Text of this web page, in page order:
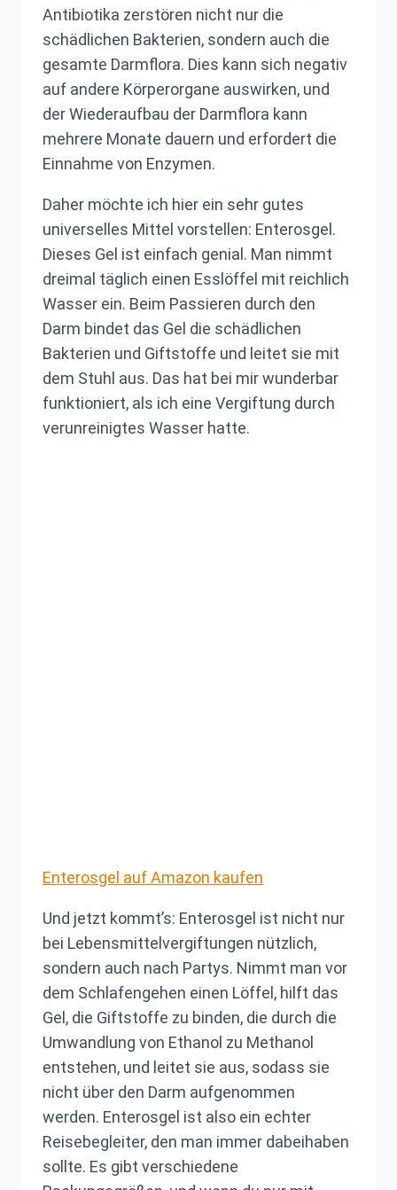
Antibiotika zerstören nicht nur die
schädlichen Bakterien, sondern auch die
gesamte Darmflora. Dies kann sich negativ
auf andere Körperorgane auswirken, und
der Wiederaufbau der Darmflora kann
mehrere Monate dauern und erfordert die
Einnahme von Enzymen.
Daher möchte ich hier ein sehr gutes
universelles Mittel vorstellen: Enterosgel.
Dieses Gel ist einfach genial. Man nimmt
dreimal täglich einen Esslöffel mit reichlich
Wasser ein. Beim Passieren durch den
Darm bindet das Gel die schädlichen
Bakterien und Giftstoffe und leitet sie mit
dem Stuhl aus. Das hat bei mir wunderbar
funktioniert, als ich eine Vergiftung durch
verunreinigtes Wasser hatte.
Enterosgel auf Amazon kaufen
Und jetzt kommt’s: Enterosgel ist nicht nur
bei Lebensmittelvergiftungen nützlich,
sondern auch nach Partys. Nimmt man vor
dem Schlafengehen einen Löffel, hilft das
Gel, die Giftstoffe zu binden, die durch die
Umwandlung von Ethanol zu Methanol
entstehen, und leitet sie aus, sodass sie
nicht über den Darm aufgenommen
werden. Enterosgel ist also ein echter
Reisebegleiter, den man immer dabeihaben
sollte. Es gibt verschiedene